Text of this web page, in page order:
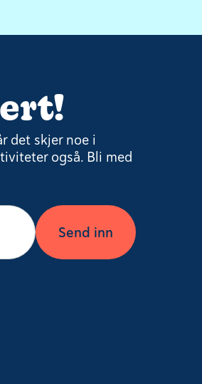
det skjer noe i
også. Bli med